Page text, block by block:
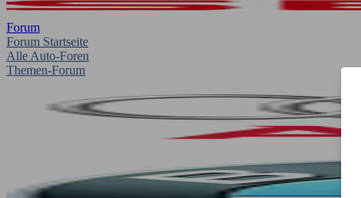
Forum
Forum Startseite
Alle Auto-Foren
Themen-Forum